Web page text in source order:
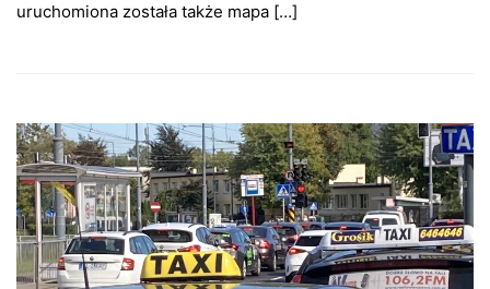
uruchomiona została także mapa […]